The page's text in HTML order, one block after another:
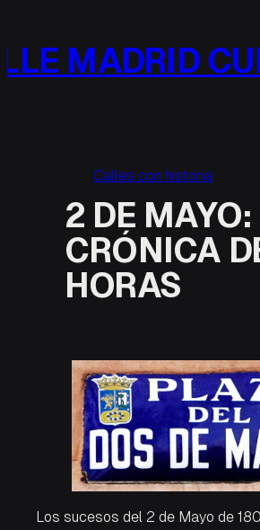
contenidoMADRID
Calles con historia
2 DE MAYO:
CRÓNICA
HORAS
Los sucesos del 2 de Mayo de